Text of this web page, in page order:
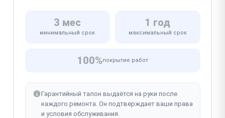
3 мес
минимальный срок
1 год
максимальный срок
100%покрытие работ
Гарантийный талон выдаётся на руки после
каждого ремонта. Он подтверждает ваши права
и условия обслуживания.